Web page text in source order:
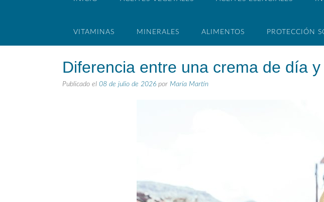
VITAMINAS MINERALES ALIMENTOS PROTECCIÓN
Diferencia entre una crema de día
Publicado el 08 de julio de 2026 por María Martín